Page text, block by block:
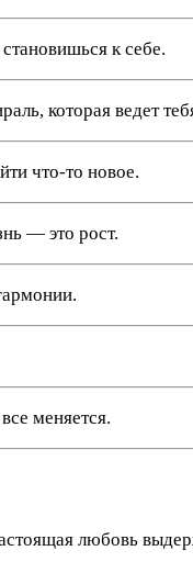
к себе.
которая ведет
что-то новое.
— это рост.
меняется.
любовь